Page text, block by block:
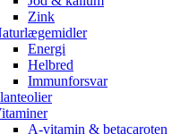
Zink
Energi
Helbred
Immunforsvar
A-vitamin & betacaroten